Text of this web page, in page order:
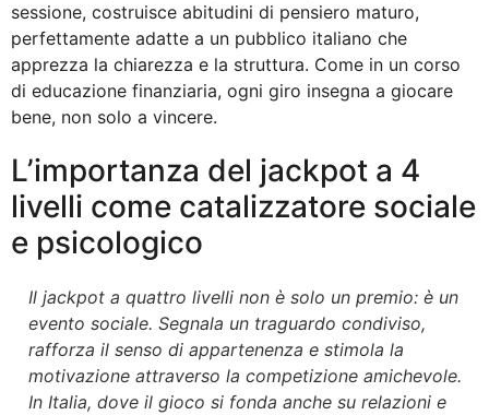
sessione, costruisce abitudini di pensiero maturo,
perfettamente adatte a un pubblico italiano che
apprezza la chiarezza e la struttura. Come in un corso
di educazione finanziaria, ogni giro insegna a giocare
bene, non solo a vincere.
L’importanza del jackpot a 4
livelli come catalizzatore sociale
e psicologico
Il jackpot a quattro livelli non è solo un premio: è un
evento sociale. Segnala un traguardo condiviso,
rafforza il senso di appartenenza e stimola la
motivazione attraverso la competizione amichevole.
In Italia, dove il gioco si fonda anche su relazioni e